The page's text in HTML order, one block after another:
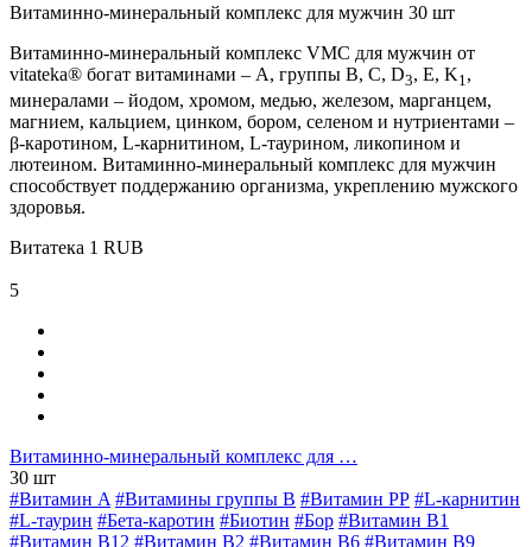
Витаминно-минеральный комплекс для мужчин 30 шт
Витаминно-минеральный комплекс VMC для мужчин от
vitateka® богат витаминами – А, группы В, С, D3, E, K1,
минералами – йодом, хромом, медью, железом, марганцем,
магнием, кальцием, цинком, бором, селеном и нутриентами –
β-каротином, L-карнитином, L-таурином, ликопином и
лютеином. Витаминно-минеральный комплекс для мужчин
способствует поддержанию организма, укреплению мужского
здоровья.
Витатека 1 RUB
5
Витаминно-минеральный комплекс для …
30 шт
#Витамин A #Витамины группы В #Витамин РР #L-карнитин
#L-таурин #Бета-каротин #Биотин #Бор #Витамин B1
#Витамин B12 #Витамин B2 #Витамин B6 #Витамин B9